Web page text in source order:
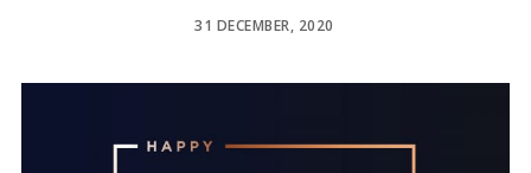
POSTED
31 DECEMBER, 2020